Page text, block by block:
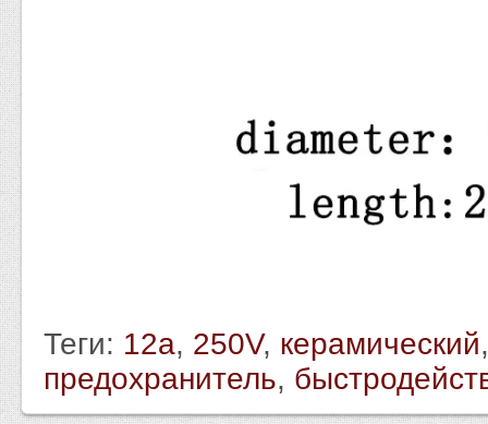
Теги: 12a, 250V, керамический
предохранитель,